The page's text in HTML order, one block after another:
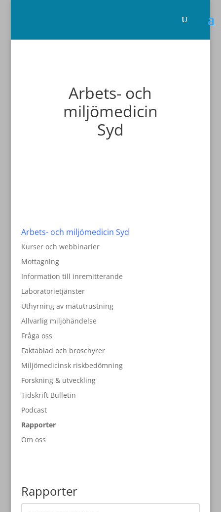
Arbets- och
miljömedicin
Syd
Arbets- och miljömedicin Syd
Kurser och webbinarier
Mottagning
Information till inremitterande
Laboratorietjänster
Uthyrning av mätutrustning
Allvarlig miljöhändelse
Fråga oss
Faktablad och broschyrer
Miljömedicinsk riskbedömning
Forskning & utveckling
Tidskrift Bulletin
Podcast
Rapporter
Om oss
Rapporter